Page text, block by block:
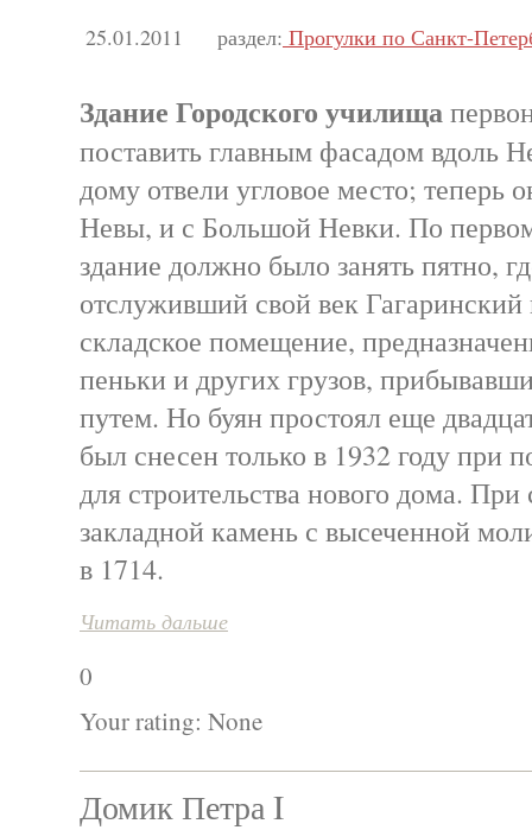
25.01.2011 раздел: Прогулки по Санкт-
Здание Городского училища
поставить главным фасадом вдоль
дому отвели угловое место; теперь
Невы, и с Большой Невки. По
здание должно было занять пятно,
отслуживший свой век
складское помещение,
пеньки и других грузов,
путем. Но буян простоял еще
был снесен только в 1932 году при
для строительства нового дома.
закладной камень с высеченной
в 1714.
Читать дальше
0
Your rating: None
Домик Петра I